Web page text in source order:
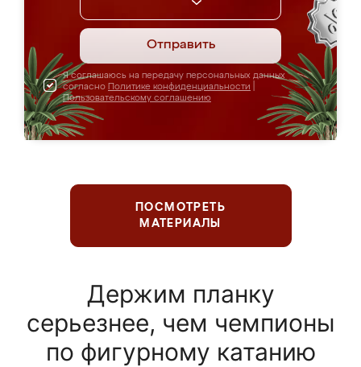
Отправить
Я соглашаюсь на передачу персональных данных
согласно Политике конфиденциальности
Пользовательскому соглашению
ПОСМОТРЕТЬ
МАТЕРИАЛЫ
Держим планку
серьезнее, чем чемпионы
по фигурному катанию